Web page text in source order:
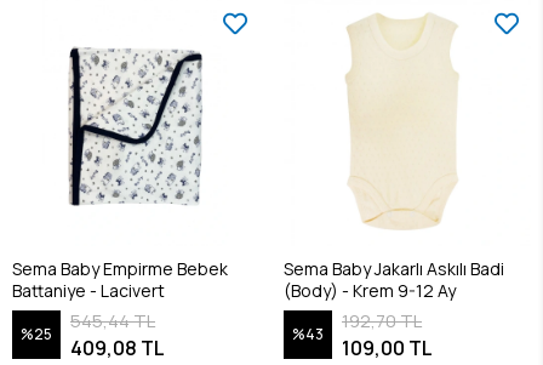
Sema Baby Empirme Bebek
Battaniye - Lacivert
%25
545,44 TL
409,08 TL
Sema Baby Jakarlı Askılı Badi
(Body) - Krem 9-12 Ay
%43
192,70 TL
109,00 TL